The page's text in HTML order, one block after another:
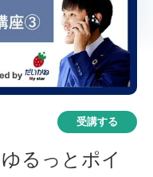
受講する
るっとポイ